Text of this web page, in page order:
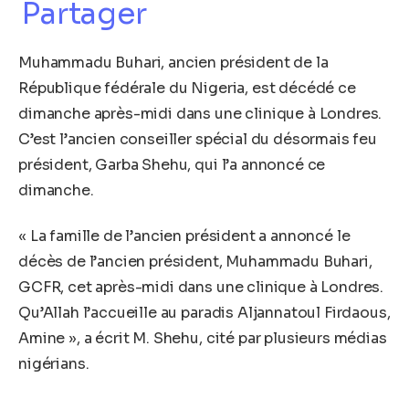
Partager
Muhammadu Buhari, ancien président de la
République fédérale du Nigeria, est décédé ce
dimanche après-midi dans une clinique à Londres.
C’est l’ancien conseiller spécial du désormais feu
président, Garba Shehu, qui l’a annoncé ce
dimanche.
« La famille de l’ancien président a annoncé le
décès de l’ancien président, Muhammadu Buhari,
GCFR, cet après-midi dans une clinique à Londres.
Qu’Allah l’accueille au paradis Aljannatoul Firdaous,
Amine », a écrit M. Shehu, cité par plusieurs médias
nigérians.